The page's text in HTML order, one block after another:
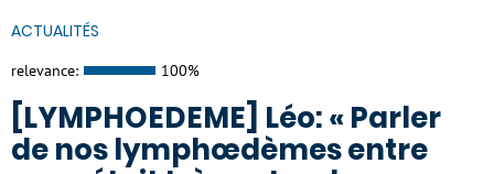
ACTUALITÉS
relevance: 100%
[LYMPHOEDEME] Léo: « Parler
de nos lymphœdèmes entre